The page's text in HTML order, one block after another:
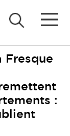
Fresque
: